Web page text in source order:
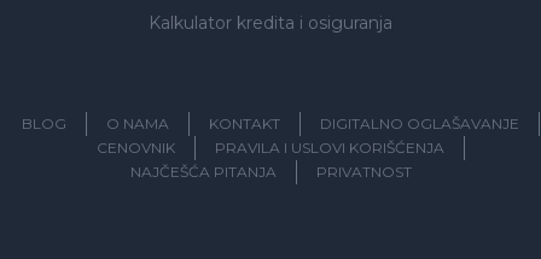
Kalkulator kredita i osiguranja
BLOG O NAMA KONTAKT
DIGITALNO OGLAŠAVANJE
CENOVNIK
PRAVILA I USLOVI KORIŠĆENJA
NAJČEŠĆA PITANJA
PRIVATNOST